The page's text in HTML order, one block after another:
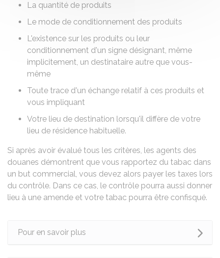
La quantité de produits
Le mode de conditionnement des produits
L'existence sur les produits ou leur
conditionnement d'un signe désignant, même
implicitement, un destinataire autre que vous-
même
Toute trace d'un échange relatif à ces produits et
vous impliquant
Votre lieu de destination lorsqu'il diffère de votre
lieu de résidence habituelle.
Si après avoir évalué tous les critères, les agents des
douanes démontrent que vous rapportez du tabac dans
un but commercial, vous devez alors payer les taxes lors
du contrôle. Dans ce cas, le contrôle pourra aussi donner
lieu à une amende et votre tabac pourra être confisqué.
Pour en savoir plus